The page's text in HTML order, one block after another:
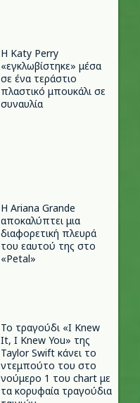
H Katy Perry
«εγκλωβίστηκε» μέσα
σε ένα τεράστιο
πλαστικό μπουκάλι σε
συναυλία
Η Ariana Grande
αποκαλύπτει μια
διαφορετική πλευρά
του εαυτού της στο
«Petal»
Το τραγούδι «I Knew
It, I Knew You» της
Taylor Swift κάνει το
ντεμπούτο του στο
νούμερο 1 του chart με
τα κορυφαία τραγούδια